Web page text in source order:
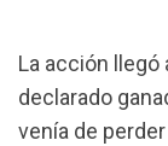
La acción
declarado
venía de